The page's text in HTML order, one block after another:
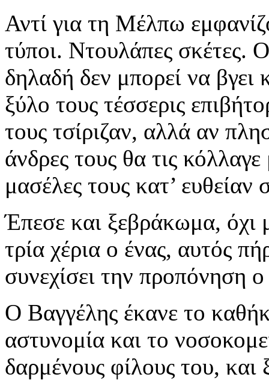
Αντί για τη Μέλπω
τύποι. Ντουλάπες σκέτες.
δηλαδή δεν μπορεί να
ξύλο τους τέσσερις
τους τσίριζαν, αλλά αν
άνδρες τους θα τις
μασέλες τους κατ’ ευθείαν
Έπεσε και ξεβράκωμα, όχι
τρία χέρια ο ένας, αυτός
συνεχίσει την προπόνηση
Ο Βαγγέλης έκανε το
αστυνομία και το
δαρμένους φίλους του,